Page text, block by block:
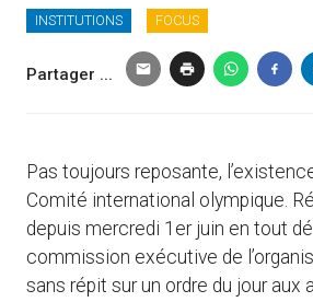
INSTITUTIONS FOCUS
Partager ...
Pas toujours reposante,
Comité international olympique.
depuis mercredi 1er juin en tout
commission exécutive de
sans répit sur un ordre du jour aux